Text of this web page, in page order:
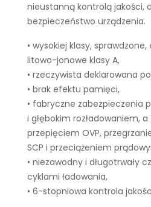
nieustanną kontrolą jakości,
bezpieczeństwo urządzenia.
• wysokiej klasy,
litowo-jonowe klasy A,
• rzeczywista deklarowana
• brak efektu pamięci,
• fabryczne zabezpieczenia
i głębokim rozładowaniem,
przepięciem OVP,
SCP i przeciążeniem
• niezawodny i długotrwały
cyklami ładowania,
• 6-stopniowa kontrola